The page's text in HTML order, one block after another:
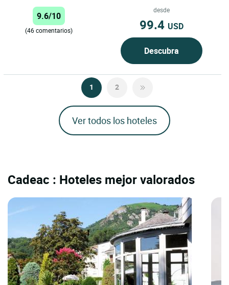
9.6/10
(46 comentarios)
desde
99.4 USD
Descubra
1 2
Ver todos los hoteles
Cadeac : Hoteles mejor valorados